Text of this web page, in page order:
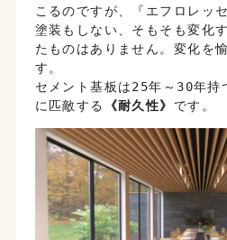
こるのですが、『エフロレッ
塗装もしない、そもそも変化
たものはありません。変化を
す。
セメント基板は25年～30年持
に匹敵する
《耐久性》 です。